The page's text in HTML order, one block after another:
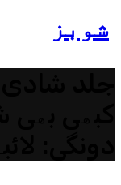
شوبز